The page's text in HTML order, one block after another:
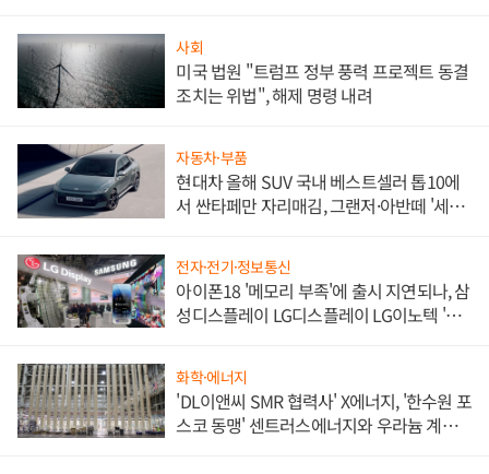
사회
미국 법원 "트럼프 정부 풍력 프로젝트 동결
조치는 위법", 해제 명령 내려
자동차·부품
현대차 올해 SUV 국내 베스트셀러 톱10에
서 싼타페만 자리매김, 그랜저·아반떼 '세단
전자·전기·정보통신
아이폰18 '메모리 부족'에 출시 지연되나, 삼
성디스플레이 LG디스플레이 LG이노텍 '탈
화학·에너지
'DL이앤씨 SMR 협력사' X에너지, '한수원 포
스코 동맹' 센트러스에너지와 우라늄 계약